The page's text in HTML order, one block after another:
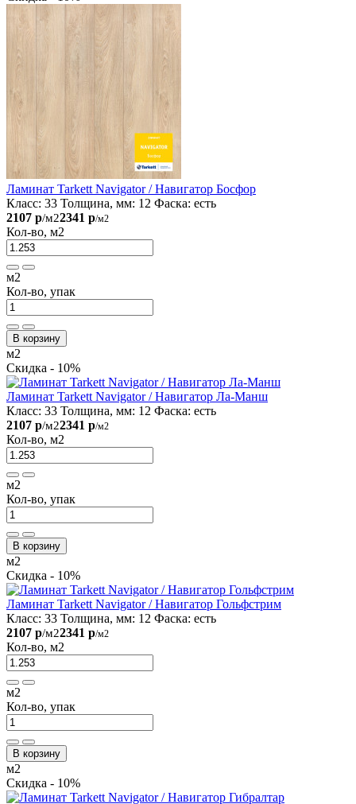
Ламинат Tarkett Navigator / Навигатор Босфор
Класс: 33 Толщина, мм: 12 Фаска: есть
2107 р/м22341 р/м2
Кол-во, м2
м2
Кол-во, упак
В корзину
м2
Скидка - 10%
Ламинат Tarkett Navigator / Навигатор Ла-Манш
Класс: 33 Толщина, мм: 12 Фаска: есть
2107 р/м22341 р/м2
Кол-во, м2
м2
Кол-во, упак
В корзину
м2
Скидка - 10%
Ламинат Tarkett Navigator / Навигатор Гольфстрим
Класс: 33 Толщина, мм: 12 Фаска: есть
2107 р/м22341 р/м2
Кол-во, м2
м2
Кол-во, упак
В корзину
м2
Скидка - 10%